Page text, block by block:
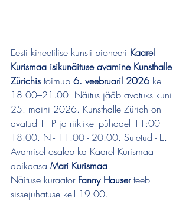
Eesti kineetilise kunsti pioneeri Kaarel
Kurismaa isikunäituse avamine Kunsthalle
Zürichis toimub 6. veebruaril 2026 kell
18.00–21.00. Näitus jääb avatuks kuni
25. maini 2026. Kunsthalle Zürich on
avatud T - P ja riiklikel pühadel 11:00 -
18:00. N - 11:00 - 20:00. Suletud - E.
Avamisel osaleb ka Kaarel Kurismaa
abikaasa Mari Kurismaa.
Näituse kuraator Fanny Hauser teeb
sissejuhatuse kell 19.00.